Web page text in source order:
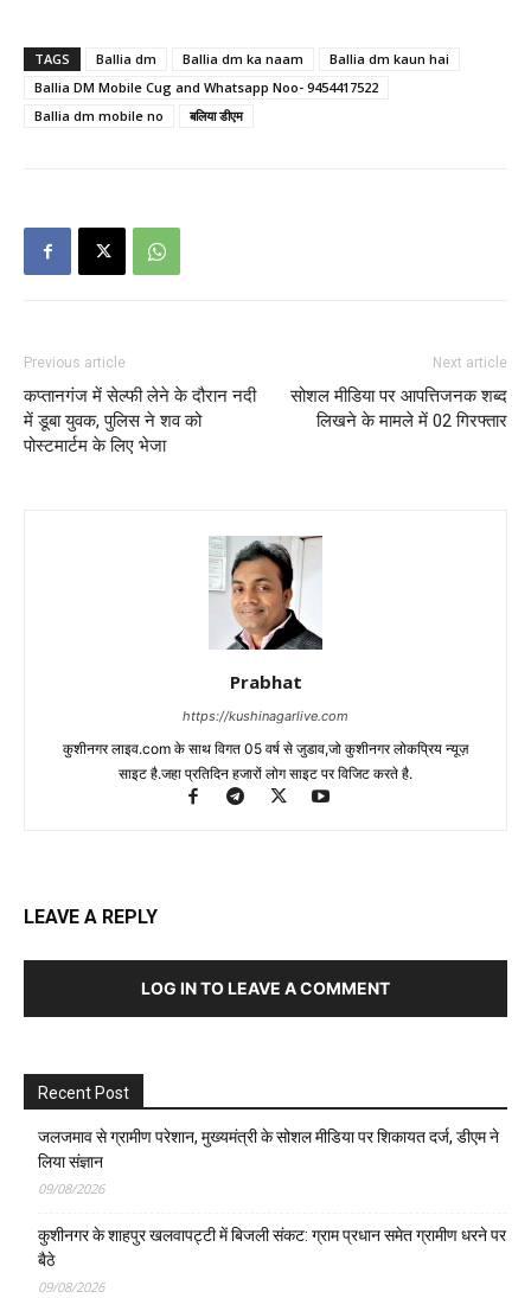
TAGS Ballia dm Ballia dm ka naam
Ballia dm kaun hai
Ballia DM Mobile Cug and Whatsapp Noo- 9454417522
Ballia dm mobile no
बलिया डीएम
Previous article
कप्तानगंज में सेल्फी लेने के दौरान नदी
में डूबा युवक, पुलिस ने शव को
पोस्टमार्टम के लिए भेजा
Next article
सोशल मीडिया पर आपत्तिजनक शब्द
लिखने के मामले में 02 गिरफ्तार
Prabhat
https://kushinagarlive.com
कुशीनगर लाइव.com के साथ विगत 05 वर्ष से जुडाव,जो कुशीनगर लोकप्रिय न्यूज़
साइट है.जहा प्रतिदिन हजारों लोग साइट पर विजिट करते है.
LEAVE A REPLY
LOG IN TO LEAVE A COMMENT
Recent Post
जलजमाव से ग्रामीण परेशान, मुख्यमंत्री के सोशल मीडिया पर शिकायत दर्ज, डीएम ने
लिया संज्ञान
09/08/2026
कुशीनगर के शाहपुर खलवापट्टी में बिजली संकट: ग्राम प्रधान समेत ग्रामीण धरने पर
बैठे
09/08/2026